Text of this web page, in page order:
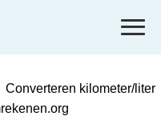
Converteren kilometer/liter